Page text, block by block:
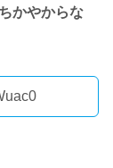
かやからな